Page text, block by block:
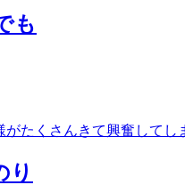
も
がたくさんきて興奮して
り